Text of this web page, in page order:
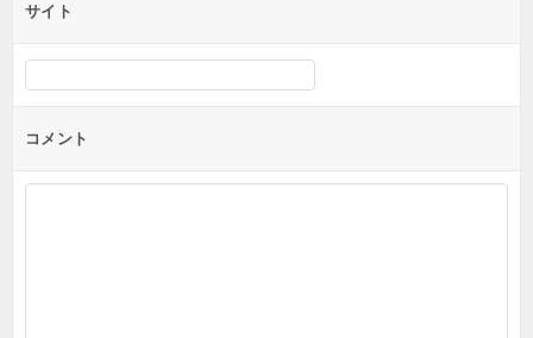
サイト
コメント